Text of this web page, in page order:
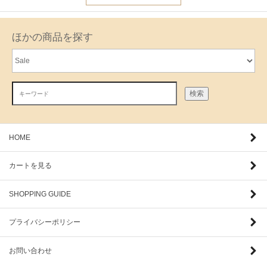
ほかの商品を探す
検索
HOME
カートを見る
SHOPPING GUIDE
プライバシーポリシー
お問い合わせ